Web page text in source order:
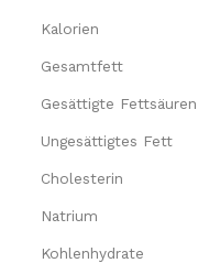
Kalorien
Gesamtfett
Gesättigte Fettsäuren
Ungesättigtes Fett
Cholesterin
Natrium
Kohlenhydrate